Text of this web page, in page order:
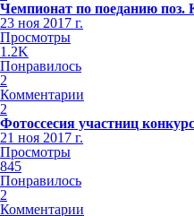
Чемпионат по поеданию поз.
23 ноя 2017 г.
Просмотры
1.2K
Понравилось
2
Комментарии
2
Фотоссесия участниц
21 ноя 2017 г.
Просмотры
845
Понравилось
2
Комментарии